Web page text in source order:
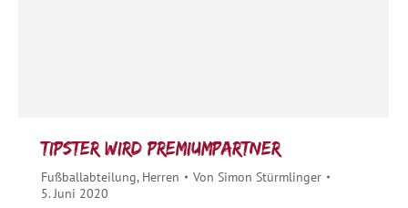
Tipster wird Premiumpartner
Fußballabteilung, Herren Von Simon Stürmlinger
5. Juni 2020